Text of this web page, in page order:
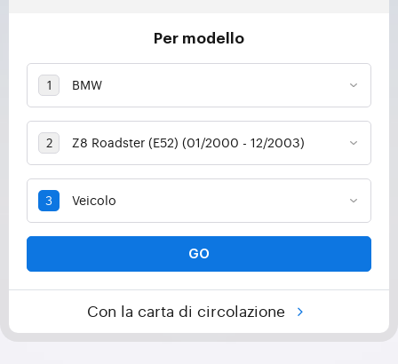
Per modello
GO
Con la carta di circolazione